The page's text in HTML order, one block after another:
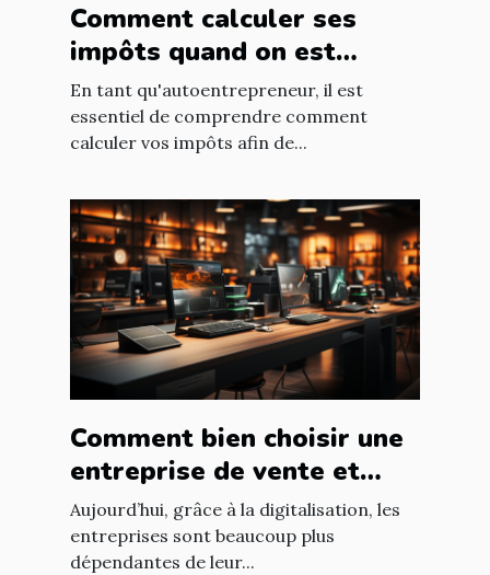
Comment calculer ses
impôts quand on est
autoentrepreneur ?
En tant qu'autoentrepreneur, il est
essentiel de comprendre comment
calculer vos impôts afin de...
Comment bien choisir une
entreprise de vente et
d'installation de parc
informatique ?
Aujourd’hui, grâce à la digitalisation, les
entreprises sont beaucoup plus
dépendantes de leur...